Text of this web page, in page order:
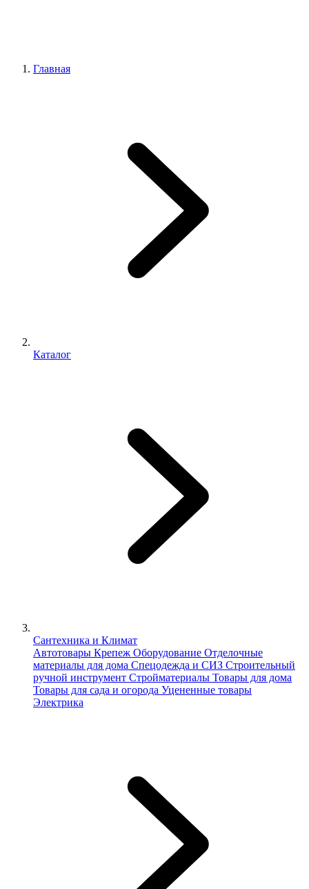
Главная
Каталог
Сантехника и Климат
Автотовары Крепеж Оборудование Отделочные
материалы для дома Спецодежда и СИЗ Строительный
ручной инструмент Стройматериалы Товары для дома
Товары для сада и огорода Уцененные товары
Электрика